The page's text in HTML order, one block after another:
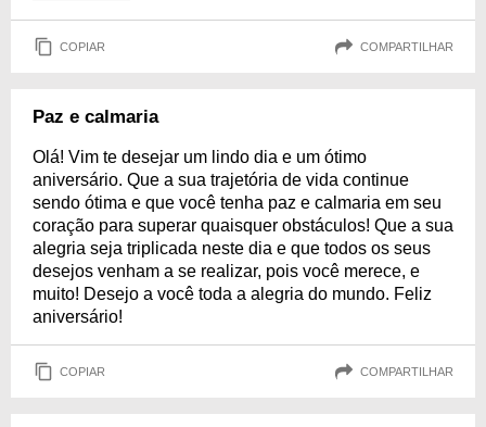
COPIAR COMPARTILHAR
Paz e calmaria
Olá! Vim te desejar um lindo dia e um ótimo
aniversário. Que a sua trajetória de vida continue
sendo ótima e que você tenha paz e calmaria em seu
coração para superar quaisquer obstáculos! Que a sua
alegria seja triplicada neste dia e que todos os seus
desejos venham a se realizar, pois você merece, e
muito! Desejo a você toda a alegria do mundo. Feliz
aniversário!
COPIAR COMPARTILHAR